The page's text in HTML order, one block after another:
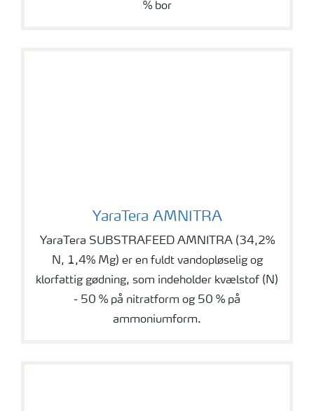
% bor
YaraTera AMNITRA
YaraTera SUBSTRAFEED AMNITRA (34,2%
N, 1,4% Mg) er en fuldt vandopløselig og
klorfattig gødning, som indeholder kvælstof (N)
- 50 % på nitratform og 50 % på
ammoniumform.